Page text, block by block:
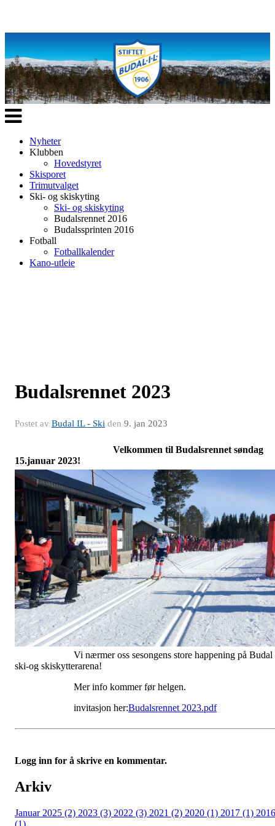
Veksle
navigasjon
Nyheter
Klubben
Hovedstyret
Skisporet
Trimutvalget
Ski- og skiskyting
Ski- og skiskyting
Budalsrennet 2016
Budalssprinten 2016
Fotball
Fotballkalender
Kano-utleie
Budalsrennet 2023
Postet av Budal IL - Ski den 9. jan 2023
Velkommen til Budalsrennet søndag
15.januar 2023!
Vi nærmer oss sesongens store happening på Budal
ski-og skiskytterarena!
Mer info kommer før helgen.
invitasjon her:Budalsrennet 2023.pdf
Logg inn for å skrive en kommentar.
Arkiv
Januar 2025 (2) 2023 (3) 2022 (3) 2021 (2) 2020 (1) 2017 (1) 2016
(1)